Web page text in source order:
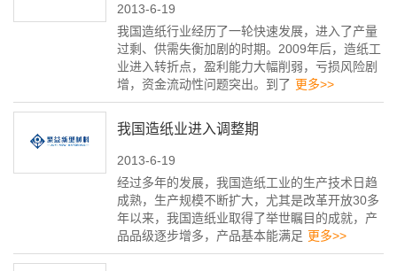
2013-6-19
我国造纸行业经历了一轮快速发展，进入了产量
过剩、供需失衡加剧的时期。2009年后，造纸工
业进入转折点，盈利能力大幅削弱，亏损风险剧
增，资金流动性问题突出。到了 更多>>
我国造纸业进入调整期
2013-6-19
经过多年的发展，我国造纸工业的生产技术日趋
成熟，生产规模不断扩大，尤其是改革开放30多
年以来，我国造纸业取得了举世瞩目的成就，产
品品级逐步增多，产品基本能满足 更多>>